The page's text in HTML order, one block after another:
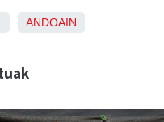
ANDOAIN